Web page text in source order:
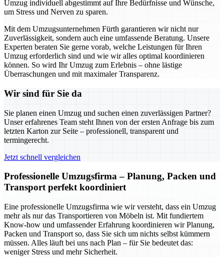
Umzug individuell abgestimmt auf Ihre Bedürfnisse und Wünsche,
um Stress und Nerven zu sparen.
Mit dem Umzugsunternehmen Fürth garantieren wir nicht nur
Zuverlässigkeit, sondern auch eine umfassende Beratung. Unsere
Experten beraten Sie gerne vorab, welche Leistungen für Ihren
Umzug erforderlich sind und wie wir alles optimal koordinieren
können. So wird Ihr Umzug zum Erlebnis – ohne lästige
Überraschungen und mit maximaler Transparenz.
Wir sind für Sie da
Sie planen einen Umzug und suchen einen zuverlässigen Partner?
Unser erfahrenes Team steht Ihnen von der ersten Anfrage bis zum
letzten Karton zur Seite – professionell, transparent und
termingerecht.
Jetzt schnell vergleichen
Professionelle Umzugsfirma – Planung, Packen und
Transport perfekt koordiniert
Eine professionelle Umzugsfirma wie wir versteht, dass ein Umzug
mehr als nur das Transportieren von Möbeln ist. Mit fundiertem
Know-how und umfassender Erfahrung koordinieren wir Planung,
Packen und Transport so, dass Sie sich um nichts selbst kümmern
müssen. Alles läuft bei uns nach Plan – für Sie bedeutet das:
weniger Stress und mehr Sicherheit.